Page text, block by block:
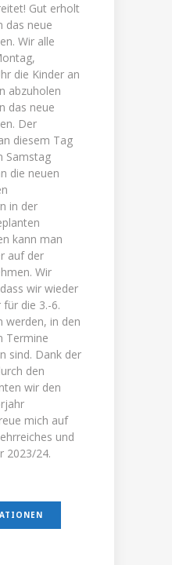
Gut erholt
das neue
Wir alle
die Kinder an
abzuholen
das neue
Der
diesem Tag
Samstag
die neuen
in der
kann man
auf der
Wir
wir wieder
für die 3.-6.
werden, in den
Termine
sind. Dank der
den
wir den
mich auf
und
2023/24.